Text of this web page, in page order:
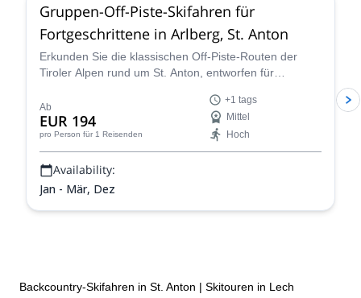
Gruppen-Off-Piste-Skifahren für
Fortgeschrittene in Arlberg, St. Anton
Erkunden Sie die klassischen Off-Piste-Routen der
Tiroler Alpen rund um St. Anton, entworfen für
Piste to Powder Guides.
Ab
EUR 194
pro Person für 1 Reisenden
+1 tags
Mittel
Hoch
Availability:
Jan - Mär, Dez
Backcountry-Skifahren in St. Anton | Skitouren in Lech